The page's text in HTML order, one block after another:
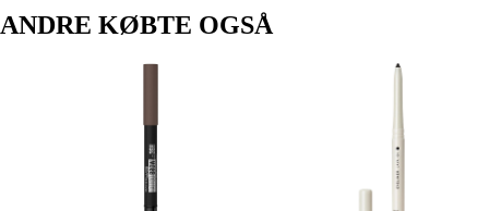
ANDRE KØBTE OGSÅ